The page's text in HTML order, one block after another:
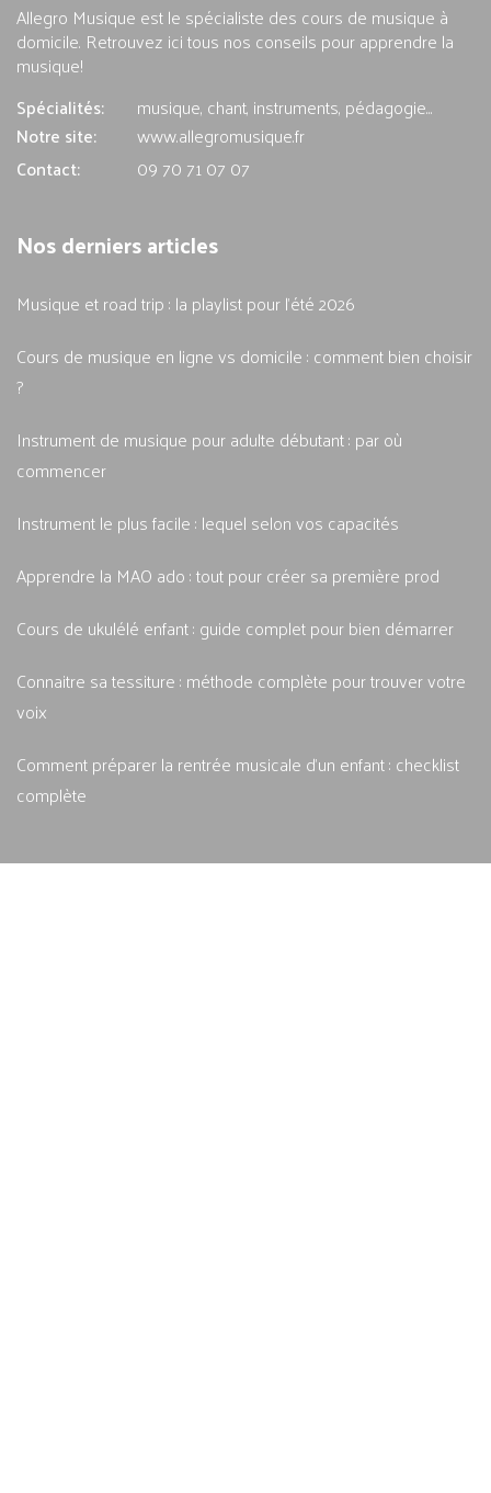
Nos derniers articles
Musique et road trip : la playlist pour l'été 2026
Cours de musique en ligne vs domicile : comment bien choisir
?
Instrument de musique pour adulte débutant : par où
commencer
Instrument le plus facile : lequel selon vos capacités
Apprendre la MAO ado : tout pour créer sa première prod
Cours de ukulélé enfant : guide complet pour bien démarrer
Connaitre sa tessiture : méthode complète pour trouver votre
voix
Comment préparer la rentrée musicale d'un enfant : checklist
complète
Allegro Musique est le spécialiste des cours de musique à
domicile. Retrouvez ici tous nos conseils pour apprendre la
musique!
Spécialités:
musique, chant, instruments, pédagogie...
Notre site:
www.allegromusique.fr
Contact:
09 70 71 07 07